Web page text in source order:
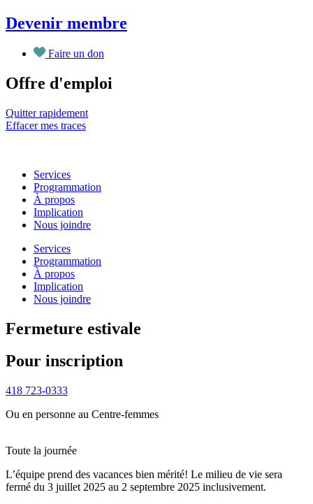
Aller
au
contenu
Devenir membre
Faire un don
Offre d'emploi
Quitter rapidement
Effacer mes traces
Services
Programmation
À propos
Implication
Nous joindre
Services
Programmation
À propos
Implication
Nous joindre
Fermeture estivale
Pour inscription
418 723-0333
Ou en personne au Centre-femmes
Toute la journée
L’équipe prend des vacances bien mérité! Le milieu de vie sera
fermé du 3 juillet 2025 au 2 septembre 2025 inclusivement.